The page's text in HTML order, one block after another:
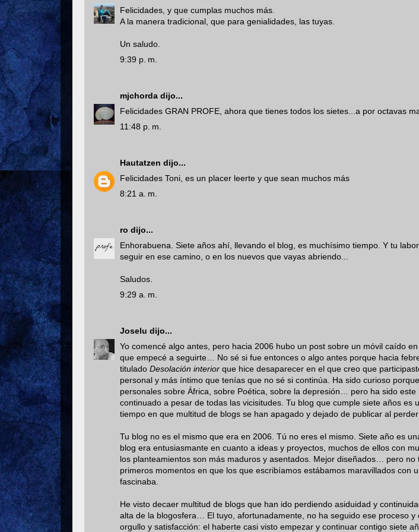
Felicidades, y que cumplas muchos más.
A la manera tradicional, que para genialidades, las tuyas.
Un saludo.
9:39 p. m.
mjchorda dijo...
Felicidades GRAN PROFE, ahora que tienes todos los sietes...a por octavas
11:48 p. m.
Hautatzen dijo...
Felicidades Toni, es un placer leerte y que sean muchos más
8:21 a. m.
ro dijo...
Enhorabuena. Siete años ahí, llevando el blog, es muchísimo tiempo. Y tu
seguir en ese camino, o en los nuevos que vayas abriendo...
Saludos.
9:29 a. m.
Joselu dijo...
Yo comencé algo antes, pero hacia 2006 hubo un post sobre un móvil caído
que empecé a seguirte… No sé si fue entonces o algo antes porque hacia
titulado Desolación interior que hice desaparecer en el que creo que
personal y más íntimo que tenías que no sé si continúa. Ha sido curioso
personales sobre África, sobre Poética, sobre la depresión… pero ha sido
continuado a pesar de todas las vicisitudes. Tu blog que cumple siete años es
tiempo en que multitud de blogs se han apagado y dejado de publicar al perder
Tu blog no es el mismo que era en 2006. Tú no eres el mismo. Siete año es
blog era entusiasmante en cuanto a ideas y proyectos, muchos de ellos con
los planteamientos son más maduros y asentados. Mejor diseñados… pero no
primeros momentos en que los que escribíamos estábamos maravillados con
fascinaba.
He visto decaer multitud de blogs que han ido perdiendo asiduidad y
alta de la blogosfera… El tuyo, afortunadamente, no ha seguido ese proceso y
orgullo y satisfacción: el haberte casi visto empezar y continuar contigo siete